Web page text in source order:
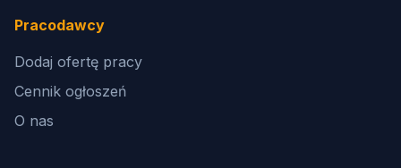
Pracodawcy
Dodaj ofertę pracy
Cennik ogłoszeń
O nas